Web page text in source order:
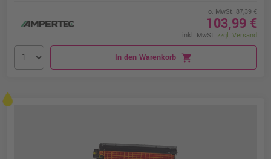
o. MwSt. 87,39 €
103,99 €
inkl. MwSt. zzgl. Versand
In den Warenkorb shopping_cart